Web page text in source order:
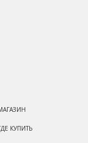
КУПИТЬ